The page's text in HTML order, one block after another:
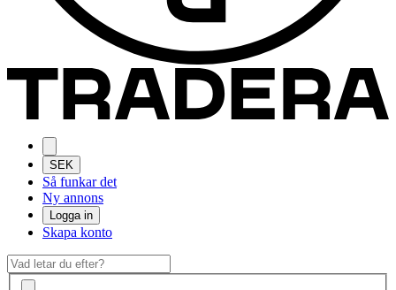
SEK
Så funkar det
Ny annons
Logga in
Skapa konto